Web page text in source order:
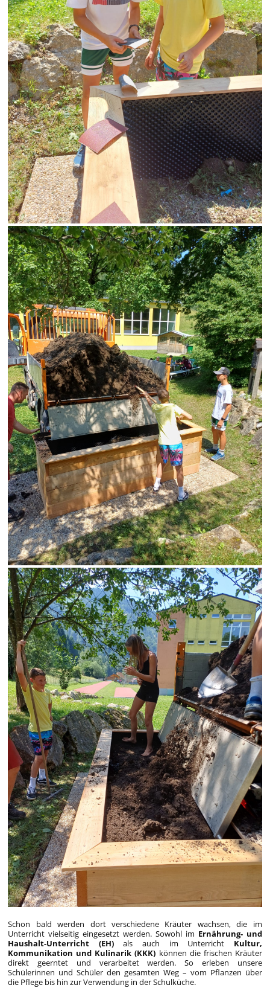
Schon bald werden dort verschiedene Kräuter wachsen, die im
Unterricht vielseitig eingesetzt werden. Sowohl im Ernährung- und
Haushalt-Unterricht (EH)
als auch im Unterricht
Kultur,
Kommunikation und Kulinarik (KKK) können die frischen Kräuter
direkt geerntet und verarbeitet werden. So erleben unsere
Schülerinnen und Schüler den gesamten Weg – vom Pflanzen über
die Pflege bis hin zur Verwendung in der Schulküche.